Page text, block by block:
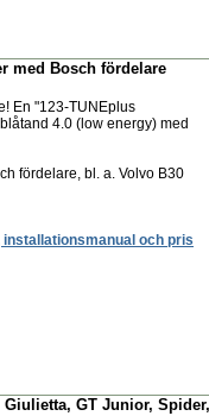
med Bosch fördelare
En "123-TUNEplus
4.0 (low energy) med
fördelare, bl. a. Volvo B30
installationsmanual och pris
GT Junior,